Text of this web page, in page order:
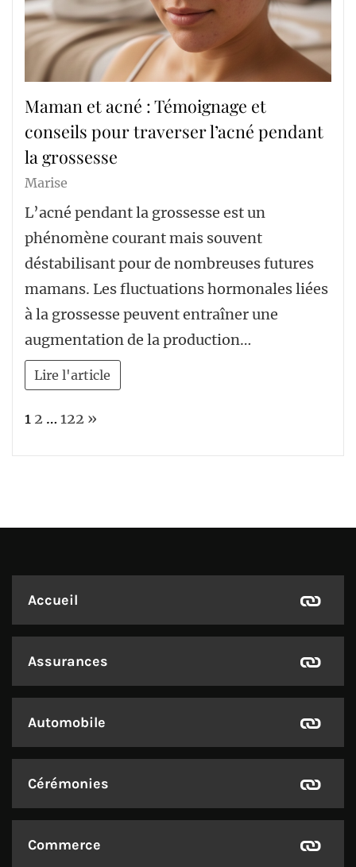
Maman et acné : Témoignage et
conseils pour traverser l’acné pendant
la grossesse
Marise
L’acné pendant la grossesse est un
phénomène courant mais souvent
déstabilisant pour de nombreuses futures
mamans. Les fluctuations hormonales liées
à la grossesse peuvent entraîner une
augmentation de la production…
Lire l'article
Page:
1 2 … 122 Next
»
Accueil
Assurances
Automobile
Cérémonies
Commerce